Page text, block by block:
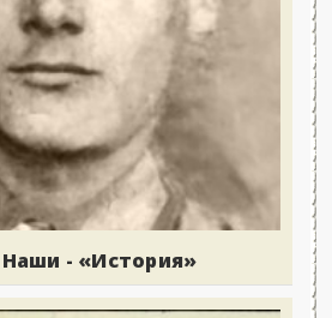
- «История»